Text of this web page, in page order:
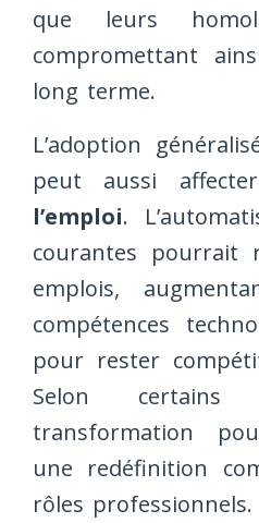
que leurs
compromettant
long terme.
L’adoption
peut aussi
l’emploi.
courantes pourrait
emplois,
compétences
pour rester
Selon certains
transformation
une redéfinition
rôles professionnels.